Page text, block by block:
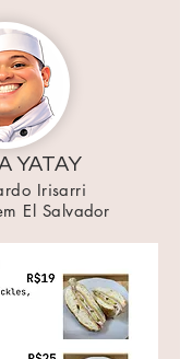
YATAY
Irisarri
El Salvador